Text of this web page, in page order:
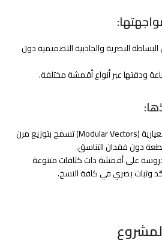
البصرية والجاذبية التصميمية دون
ودقتها عبر أنواع أقمشة مختلفة.
تصميم عناصر متجهة معيارية (Modular Vectors) تسمح بتوزيع مرن
دون فقدان التناسق.
على أقمشة ذات كثافات متنوعة
وثبات بصري في كافة النسخ.